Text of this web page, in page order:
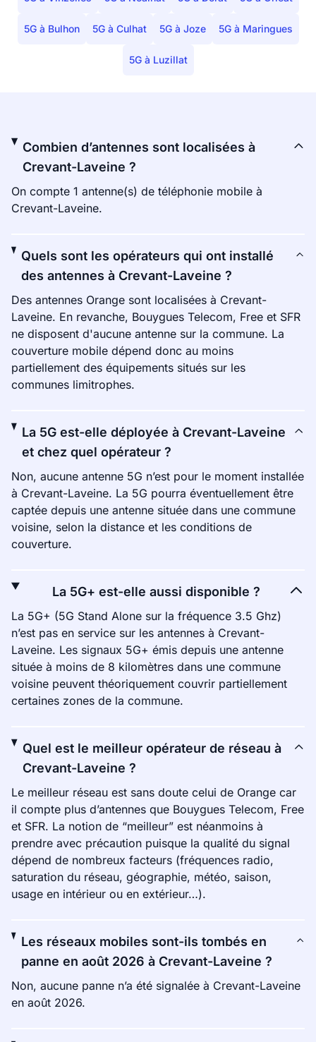
5G à Bulhon 5G à Culhat 5G à Joze 5G à Maringues
5G à Luzillat
Combien d’antennes sont localisées à
Crevant-Laveine ?
On compte 1 antenne(s) de téléphonie mobile à
Crevant-Laveine.
Quels sont les opérateurs qui ont installé
des antennes à Crevant-Laveine ?
Des antennes Orange sont localisées à Crevant-
Laveine. En revanche, Bouygues Telecom, Free et SFR
ne disposent d'aucune antenne sur la commune. La
couverture mobile dépend donc au moins
partiellement des équipements situés sur les
communes limitrophes.
La 5G est-elle déployée à Crevant-Laveine
et chez quel opérateur ?
Non, aucune antenne 5G n’est pour le moment installée
à Crevant-Laveine. La 5G pourra éventuellement être
captée depuis une antenne située dans une commune
voisine, selon la distance et les conditions de
couverture.
La 5G+ est-elle aussi disponible ?
La 5G+ (5G Stand Alone sur la fréquence 3.5 Ghz)
n’est pas en service sur les antennes à Crevant-
Laveine. Les signaux 5G+ émis depuis une antenne
située à moins de 8 kilomètres dans une commune
voisine peuvent théoriquement couvrir partiellement
certaines zones de la commune.
Quel est le meilleur opérateur de réseau à
Crevant-Laveine ?
Le meilleur réseau est sans doute celui de Orange car
il compte plus d’antennes que Bouygues Telecom, Free
et SFR. La notion de “meilleur” est néanmoins à
prendre avec précaution puisque la qualité du signal
dépend de nombreux facteurs (fréquences radio,
saturation du réseau, géographie, météo, saison,
usage en intérieur ou en extérieur…).
Les réseaux mobiles sont-ils tombés en
panne en août 2026 à Crevant-Laveine ?
Non, aucune panne n’a été signalée à Crevant-Laveine
en août 2026.